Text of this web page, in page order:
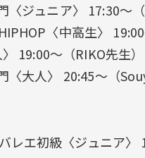
〈ジュニア〉 17:30〜（
〈中高生〉 19:00
19:00〜（RIKO先生）
〈大人〉 20:45〜（
レエ初級〈ジュニア〉